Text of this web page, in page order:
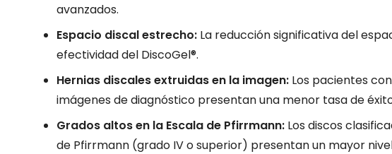
avanzados.
Espacio discal estrecho: La reducción significativa del
efectividad del DiscoGel®.
Hernias discales extruidas en la imagen: Los pacientes
imágenes de diagnóstico presentan una menor tasa de
Grados altos en la Escala de Pfirrmann: Los discos
de Pfirrmann (grado IV o superior) presentan un mayor